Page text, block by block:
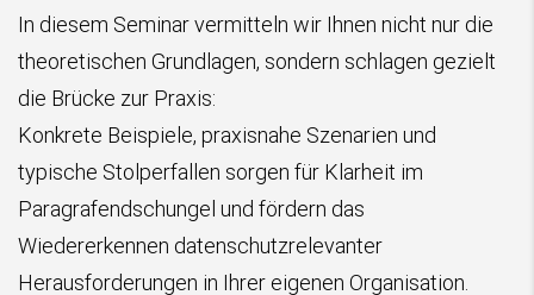
In diesem Seminar vermitteln wir Ihnen nicht nur die
theoretischen Grundlagen, sondern schlagen gezielt
die Brücke zur Praxis:
Konkrete Beispiele, praxisnahe Szenarien und
typische Stolperfallen sorgen für Klarheit im
Paragrafendschungel und fördern das
Wiedererkennen datenschutzrelevanter
Herausforderungen in Ihrer eigenen Organisation.